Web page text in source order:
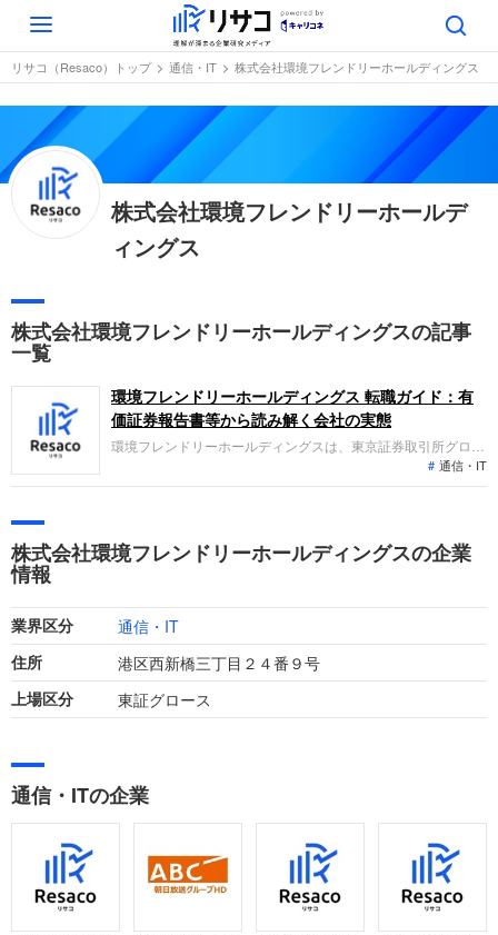
Toggle
navigation
リサコ（Resaco）トップ 通信・IT 株式会社環境フレンドリーホールディングス
株式会社環境フレンドリーホールデ
ィングス
株式会社環境フレンドリーホールディングスの記事
一覧
環境フレンドリーホールディングス 転職ガイド：有
価証券報告書等から読み解く会社の実態
環境フレンドリーホールディングスは、東京証券取引所グロー
ス市場に上場し、太陽光発電などの資源エネルギー事業、貴金
属買取等のリユース事業、および環境事業を展開しています。
は黒字に転換しました。
通信・IT
株式会社環境フレンドリーホールディングスの企業
情報
業界区分 通信・IT
住所 港区西新橋三丁目２４番９号
上場区分 東証グロース
通信・ITの企業